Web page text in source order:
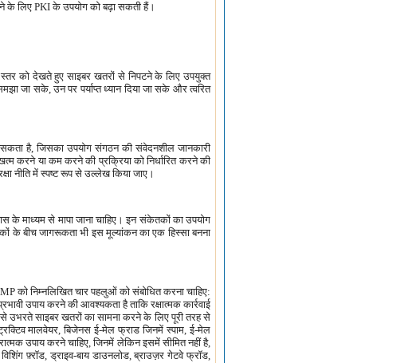
के लिए PKI के उपयोग को बढ़ा सकती हैं।
स्तर को देखते हुए साइबर खतरों से निपटने के लिए उपयुक्त
जा सके, उन पर पर्याप्त ध्यान दिया जा सके और त्वरित
सकता है, जिसका उपयोग संगठन की संवेदनशील जानकारी
करने या कम करने की प्रक्रिया को निर्धारित करने की
नीति में स्पष्ट रूप से उल्लेख किया जाए।
माध्यम से मापा जाना चाहिए। इन संकेतकों का उपयोग
के बीच जागरूकता भी इस मूल्यांकन का एक हिस्सा बनना
को निम्नलिखित चार पहलुओं को संबोधित करना चाहिए:
उपाय करने की आवश्यकता है ताकि रक्षात्मक कार्रवाई
उभरते साइबर खतरों का सामना करने के लिए पूरी तरह से
मालवेयर, बिजेनस ई-मेल फ्राड जिनमें स्पाम, ई-मेल
उपाय करने चाहिए, जिनमें लेकिन इसमें सीमित नहीं है,
फ़्रॉड, ड्राइव-बाय डाउनलोड, ब्राउज़र गेटवे फ्रॉड,